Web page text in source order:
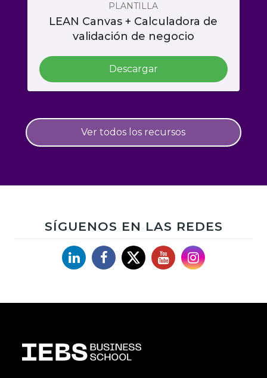
PLANTILLA
LEAN Canvas + Calculadora de
validación de negocio
Descargar
Ver todos los recursos
SÍGUENOS EN LAS REDES
LinkedinFacebook
X YouTubeInstagram